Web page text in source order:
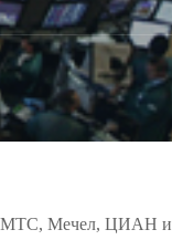
МТС, Мечел, ЦИАН и